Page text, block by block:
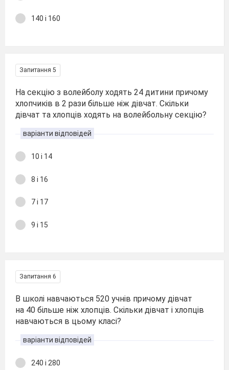
140 і 160
Запитання 5
На секцію з волейболу ходять 24 дитини причому
хлопчиків в 2 рази більше ніж дівчат. Скільки
дівчат та хлопців ходять на волейбольну секцію?
варіанти відповідей
10 і 14
8 і 16
7 і 17
9 і 15
Запитання 6
В школі навчаються 520 учнів причому дівчат
на 40 більше ніж хлопців. Скільки дівчат і хлопців
навчаються в цьому класі?
варіанти відповідей
240 і 280